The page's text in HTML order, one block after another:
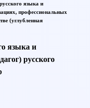
языка и
профессиональных
(углубленная
языка и
русского